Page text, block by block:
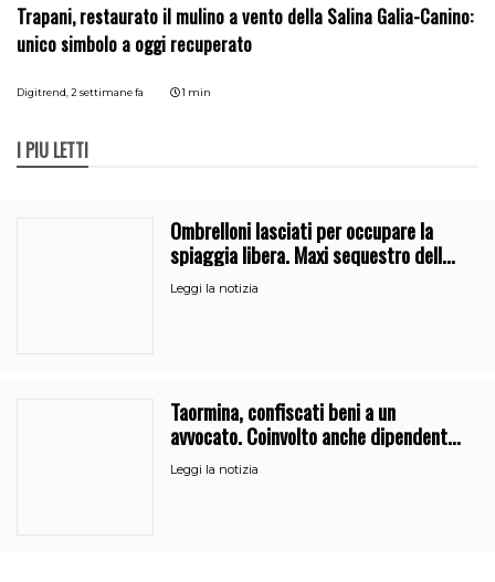
Trapani, restaurato il mulino a vento della Salina Galia-Canino:
unico simbolo a oggi recuperato
Digitrend, 2 settimane fa 1 min
I PIÙ LETTI
Ombrelloni lasciati per occupare la
spiaggia libera. Maxi sequestro della
Guardia Costiera
Leggi la notizia
Taormina, confiscati beni a un
avvocato. Coinvolto anche dipendente
del Comune
Leggi la notizia